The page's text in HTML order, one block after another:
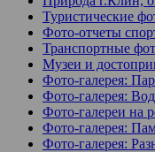
Туристические
Фото-отчеты
Транспортные
Музеи и
Фото-галерея:
Фото-галерея:
Фото-галереи на
Фото-галерея:
Фото-галерея: